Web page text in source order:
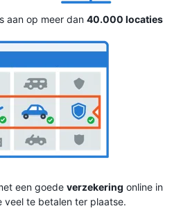
aan op meer dan 40.000 locaties
een goede verzekering online in
veel te betalen ter plaatse.